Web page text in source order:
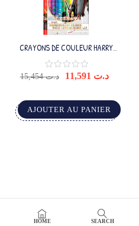
CRAYONS DE COULEUR HARRY
POTTER X12
د.ت15,454 د.ت
AJOUTER AU PANIER
HOME SEARCH